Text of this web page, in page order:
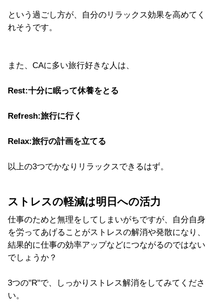
という過ごし方が、自分のリラックス効果を高めてく
れそうです。
また、CAに多い旅行好きな人は、
Rest:十分に眠って休養をとる
Refresh:旅行に行く
Relax:旅行の計画を立てる
以上の3つでかなりリラックスできるはず。
ストレスの軽減は明日への活力
仕事のためと無理をしてしまいがちですが、自分自身
を労ってあげることがストレスの解消や発散になり、
結果的に仕事の効率アップなどにつながるのではない
でしょうか？
3つの"R"で、しっかりストレス解消をしてみてくださ
い。